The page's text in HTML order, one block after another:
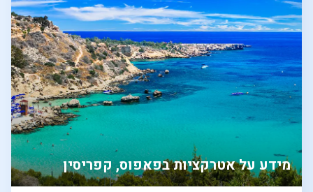
מידע על אטרקציות בפאפוס, קפריסין